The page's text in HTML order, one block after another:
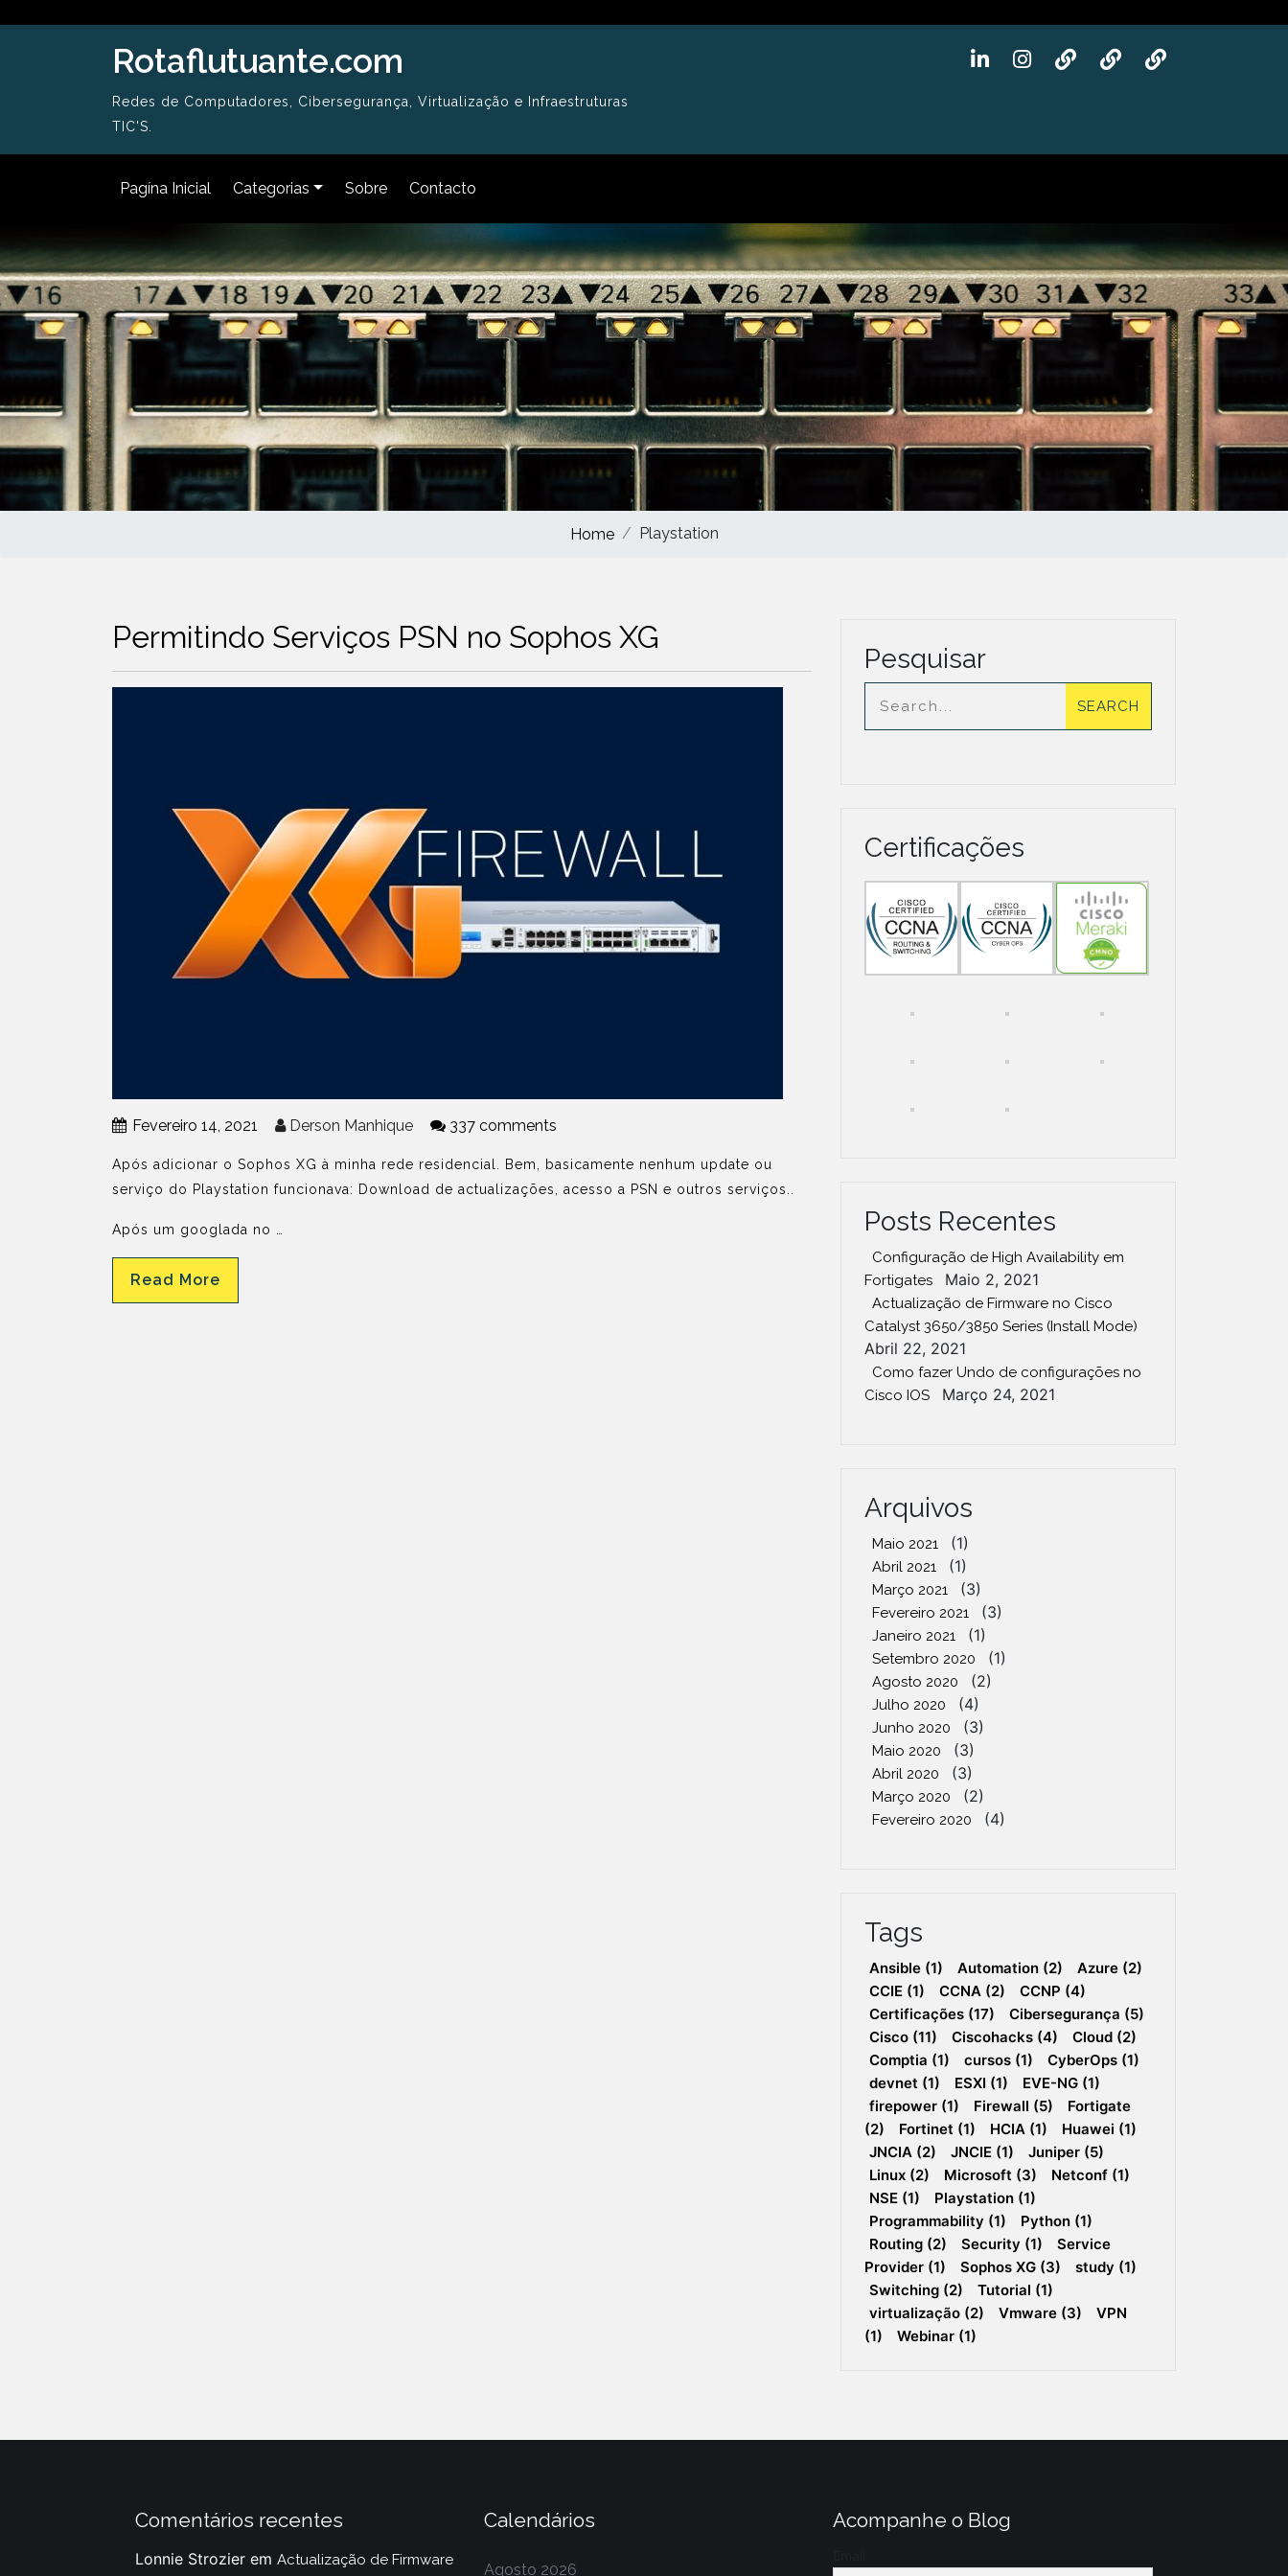
Rotaflutuante.com
Redes de Computadores, Cibersegurança, Virtualização e Infraestruturas
TIC'S.
Pagína Inicial Categorias Sobre Contacto
Home Playstation
Permitindo Serviços PSN no Sophos XG
Fevereiro 14, 2021 Derson Manhique 337 comments
Após adicionar o Sophos XG à minha rede residencial. Bem, basicamente nenhum update ou
serviço do Playstation funcionava: Download de actualizações, acesso a PSN e outros serviços..
Após um googlada no …
Read More
Pesquisar
Certificações
Posts Recentes
Configuração de High Availability em
Fortigates
Maio 2, 2021
Actualização de Firmware no Cisco
Catalyst 3650/3850 Series (Install Mode)
Abril 22, 2021
Como fazer Undo de configurações no
Cisco IOS
Março 24, 2021
Arquivos
Maio 2021 (1)
Abril 2021 (1)
Março 2021 (3)
Fevereiro 2021 (3)
Janeiro 2021 (1)
Setembro 2020 (1)
Agosto 2020 (2)
Julho 2020 (4)
Junho 2020 (3)
Maio 2020 (3)
Abril 2020 (3)
Março 2020 (2)
Fevereiro 2020 (4)
Tags
Ansible (1) Automation (2) Azure (2)
CCIE (1) CCNA (2) CCNP (4)
Certificações (17) Cibersegurança (5)
Cisco (11) Ciscohacks (4) Cloud (2)
Comptia (1) cursos (1) CyberOps (1)
devnet (1) ESXI (1) EVE-NG (1)
firepower (1) Firewall (5)
Fortigate
(2)
Fortinet (1) HCIA (1) Huawei (1)
JNCIA (2) JNCIE (1) Juniper (5)
Linux (2) Microsoft (3) Netconf (1)
NSE (1) Playstation (1)
Programmability (1) Python (1)
Routing (2) Security (1)
Service
Provider (1) Sophos XG (3) study (1)
Switching (2) Tutorial (1)
virtualização (2) Vmware (3)
VPN
(1)
Webinar (1)
Comentários recentes
Lonnie Strozier em Actualização de Firmware
Calendários
Agosto 2026
Acompanhe o Blog